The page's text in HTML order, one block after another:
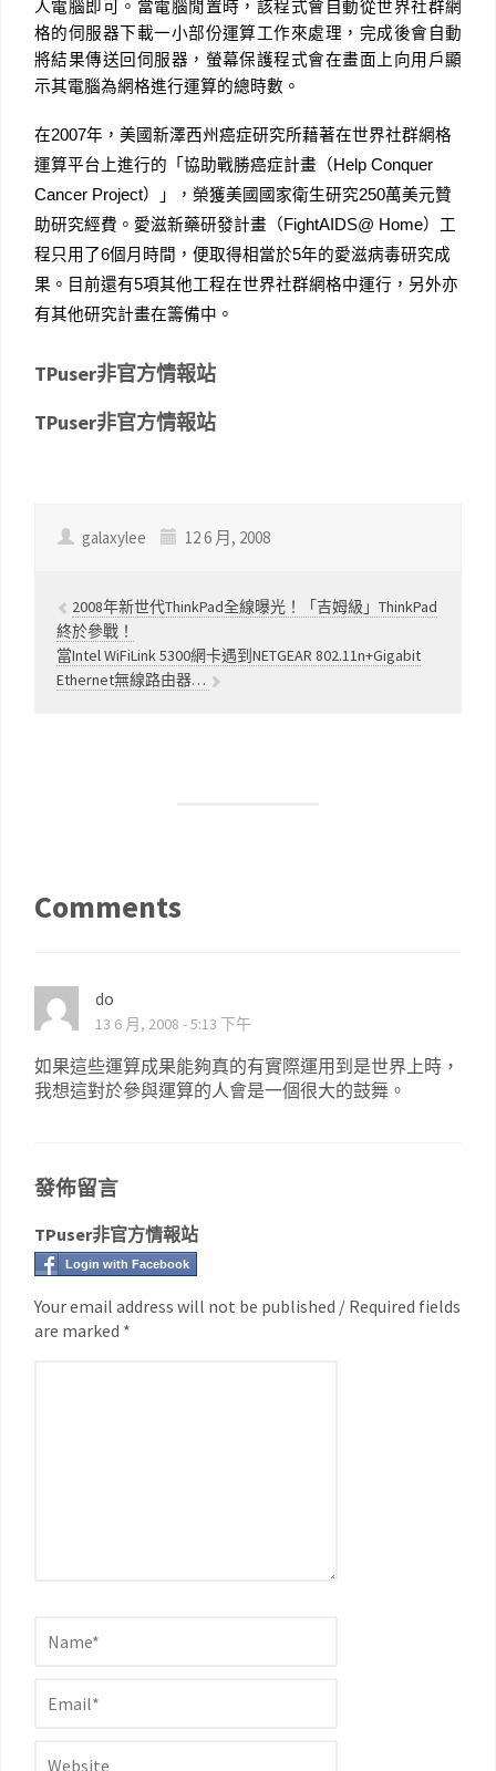
人電腦即可。當電腦閒置時，該程式會自動從世界社群網
格的伺服器下載一小部份運算工作來處理，完成後會自動
將結果傳送回伺服器，螢幕保護程式會在畫面上向用戶顯
示其電腦為網格進行運算的總時數。
在2007年，美國新澤西州癌症研究所藉著在世界社群網格
運算平台上進行的「協助戰勝癌症計畫（ Help Conquer
Cancer Project）」，榮獲美國國家衛生研究250萬美元贊
助研究經費。愛滋新藥研發計畫（ FightAIDS@ Home）工
程只用了6個月時間，便取得相當於5年的愛滋病毒研究成
果。目前還有5項其他工程在世界社群網格中運行，另外亦
有其他研究計畫在籌備中。
TPuser非官方情報站
TPuser非官方情報站
galaxylee 12 6 月, 2008
2008年新世代ThinkPad全線曝光！「吉姆級」ThinkPad
終於參戰！
當Intel WiFiLink 5300網卡遇到NETGEAR 802.11n+Gigabit
Ethernet無線路由器…
Comments
do
13 6 月, 2008 - 5:13 下午
如果這些運算成果能夠真的有實際運用到是世界上時，
我想這對於參與運算的人會是一個很大的鼓舞。
發佈留言
TPuser非官方情報站
Login with Facebook
Your email address will not be published / Required fields
are marked *